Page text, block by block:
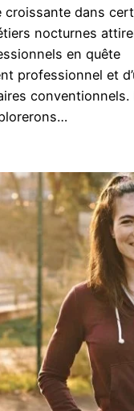
croissante dans
nocturnes
en quête
professionnel et
conventionnels.